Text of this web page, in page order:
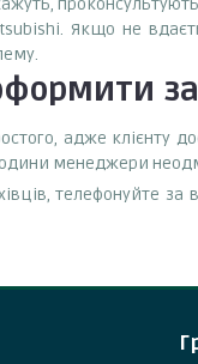
Якщо не
адже
менеджери
телефонуйте